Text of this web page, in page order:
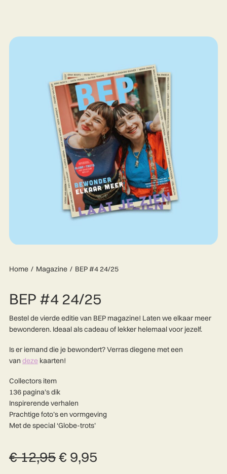
Home Magazine BEP #4 24/25
BEP #4 24/25
Bestel de vierde editie van BEP magazine! Laten we elkaar meer
bewonderen. Ideaal als cadeau of lekker helemaal voor jezelf.
Is er iemand die je bewondert? Verras diegene met een
van deze kaarten!
Collectors item
136 pagina’s dik
Inspirerende verhalen
Prachtige foto’s en vormgeving
Met de special ‘Globe-trots’
€12,95Oorspronkelijke
€ 9,95